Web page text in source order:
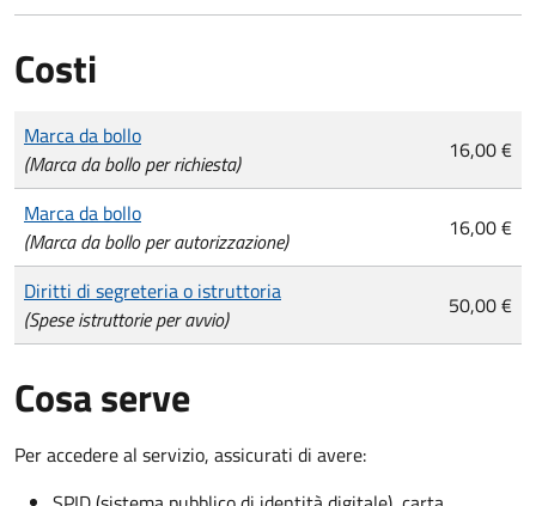
Costi
Tipo di pagamento
Importo
Marca da bollo
(Marca da bollo per richiesta)
16,00 €
Marca da bollo
(Marca da bollo per autorizzazione)
16,00 €
Diritti di segreteria o istruttoria
(Spese istruttorie per avvio)
50,00 €
Cosa serve
Per accedere al servizio, assicurati di avere: